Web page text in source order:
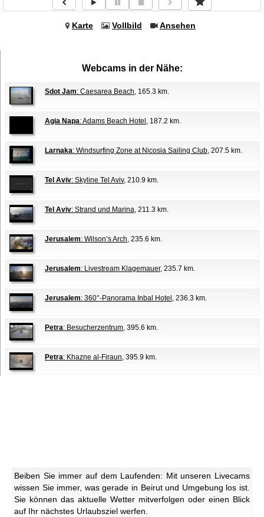
Karte Vollbild Ansehen
Webcams in der Nähe:
Sdot Jam: Caesarea Beach, 165.3 km.
Agia Napa: Adams Beach Hotel , 187.2 km.
Larnaka: Windsurfing Zone at Nicosia Sailing Club, 207.5 km.
Tel Aviv: Skyline Tel Aviv, 210.9 km.
Tel Aviv: Strand und Marina, 211.3 km.
Jerusalem: Wilson’s Arch, 235.6 km.
Jerusalem: Livestream Klagemauer, 235.7 km.
Jerusalem: 360°-Panorama Inbal Hotel , 236.3 km.
Petra: Besucherzentrum, 395.6 km.
Petra: Khazne al-Firaun, 395.9 km.
Beiben Sie immer auf dem Laufenden: Mit unseren Livecams
wissen Sie immer, was gerade in Beirut und Umgebung los ist.
Sie können das aktuelle Wetter mitverfolgen oder einen Blick
auf Ihr nächstes Urlaubsziel werfen.